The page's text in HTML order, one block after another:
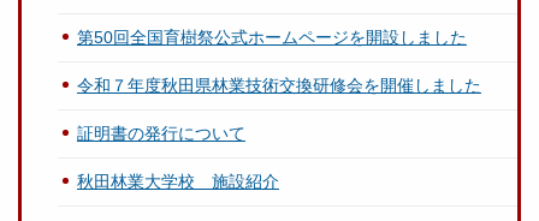
第50回全国育樹祭公式ホームページを開設しました
令和７年度秋田県林業技術交換研修会を開催しました
証明書の発行について
秋田林業大学校 施設紹介